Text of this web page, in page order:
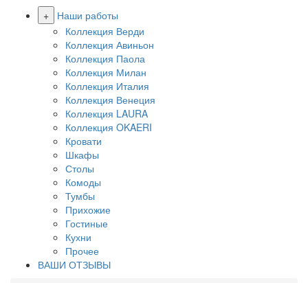
+
Наши работы
Коллекция Верди
Коллекция Авиньон
Коллекция Паола
Коллекция Милан
Коллекция Италия
Коллекция Венеция
Коллекция LAURA
Коллекция OKAERI
Кровати
Шкафы
Столы
Комоды
Тумбы
Прихожие
Гостиные
Кухни
Прочее
ВАШИ ОТЗЫВЫ